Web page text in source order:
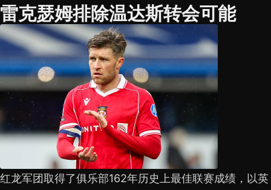
雷克瑟姆排除温达斯转会可能
红龙军团取得了俱乐部162年历史上最佳联赛成绩，以英